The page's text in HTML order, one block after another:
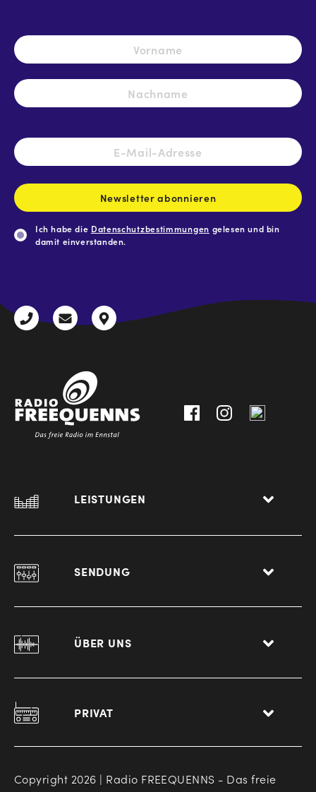
Name *
E-
Mail-
Newsletter abonnieren
Ich habe die Datenschutzbestimmungen gelesen und bin
damit einverstanden.
+43
radio@freequenns.at
Kulturhausstraße
LEISTUNGEN
SENDUNG
ÜBER UNS
PRIVAT
Copyright 2026 | Radio FREEQUENNS - Das freie